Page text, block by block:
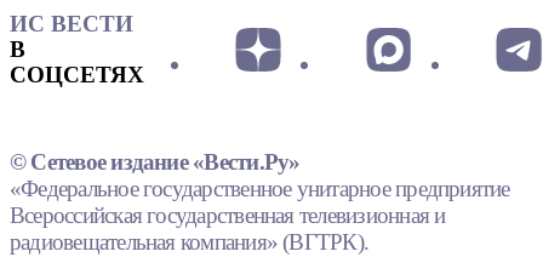
ИС ВЕСТИ
В
СОЦСЕТЯХ
© Сетевое издание «Вести.Ру»
«Федеральное государственное унитарное предприятие
Всероссийская государственная телевизионная и
радиовещательная компания» (ВГТРК).